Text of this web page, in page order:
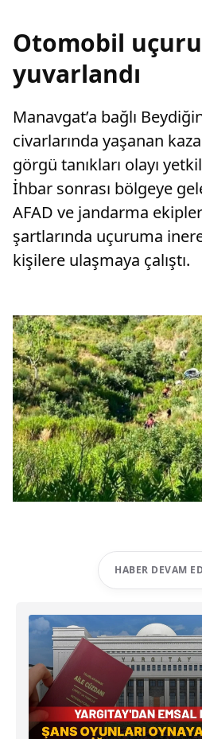
Otomobil
yuvarlandı
Manavgat’a bağlı
civarlarında yaşanan
görgü tanıkları olayı
İhbar sonrası bölgeye
AFAD ve jandarma
şartlarında uçuruma
kişilere ulaşmaya çalıştı.
HABER DEVAM